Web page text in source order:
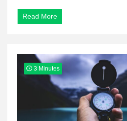
Read More
3 Minutes